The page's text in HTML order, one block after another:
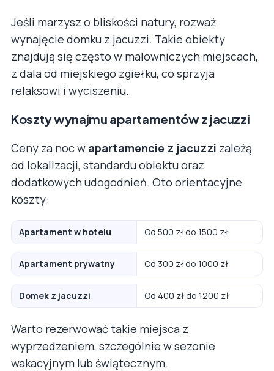
Jeśli marzysz o bliskości natury, rozważ
wynajęcie domku z jacuzzi. Takie obiekty
znajdują się często w malowniczych miejscach,
z dala od miejskiego zgiełku, co sprzyja
relaksowi i wyciszeniu.
Koszty wynajmu apartamentów z jacuzzi
Ceny za noc w apartamencie z jacuzzi zależą
od lokalizacji, standardu obiektu oraz
dodatkowych udogodnień. Oto orientacyjne
koszty:
Apartament w hotelu Od 500 zł do 1500 zł
Apartament prywatny Od 300 zł do 1000 zł
Domek z jacuzzi Od 400 zł do 1200 zł
Warto rezerwować takie miejsca z
wyprzedzeniem, szczególnie w sezonie
wakacyjnym lub świątecznym.